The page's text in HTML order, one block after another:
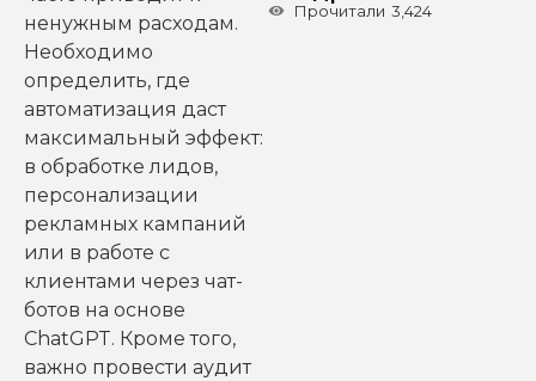
ненужным расходам.
Необходимо
определить, где
автоматизация даст
максимальный эффект:
в обработке лидов,
персонализации
рекламных кампаний
или в работе с
клиентами через чат-
ботов на основе
ChatGPT. Кроме того,
важно провести аудит
Прочитали 3,424